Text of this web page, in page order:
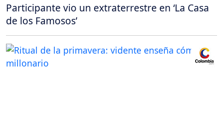
Participante vio un extraterrestre en ‘La Casa
de los Famosos’